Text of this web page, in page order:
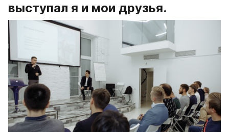
выступал я и мои друзья.